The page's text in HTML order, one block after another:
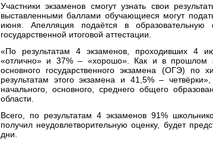
Участники экзаменов смогут узнать свои
выставленными баллами обучающиеся могут
июня. Апелляция подаётся в
государственной итоговой аттестации.
«По результатам 4 экзаменов, проходивших 4
«отлично» и 37% – «хорошо». Как и в прошлом
основного государственного экзамена (ОГЭ) по
результатам этого экзамена и 41,5% –
начального, основного, среднего общего
области.
Всего, по результатам 4 экзаменов 91%
получил неудовлетворительную оценку, будет
дни.